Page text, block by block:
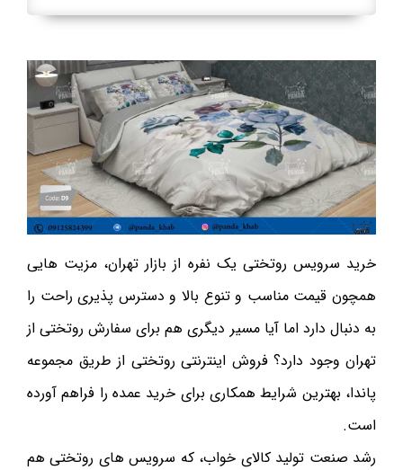
خرید سرویس روتختی یک نفره از بازار تهران، مزیت هایی
همچون قیمت مناسب و تنوع بالا و دسترس پذیری راحت را
به دنبال دارد اما آیا مسیر دیگری هم برای سفارش روتختی از
تهران وجود دارد؟ فروش اینترنتی روتختی از طریق مجموعه
پاندا، بهترین شرایط همکاری برای خرید عمده را فراهم آورده
است.
رشد صنعت تولید کالای خواب، که سرویس های روتختی هم